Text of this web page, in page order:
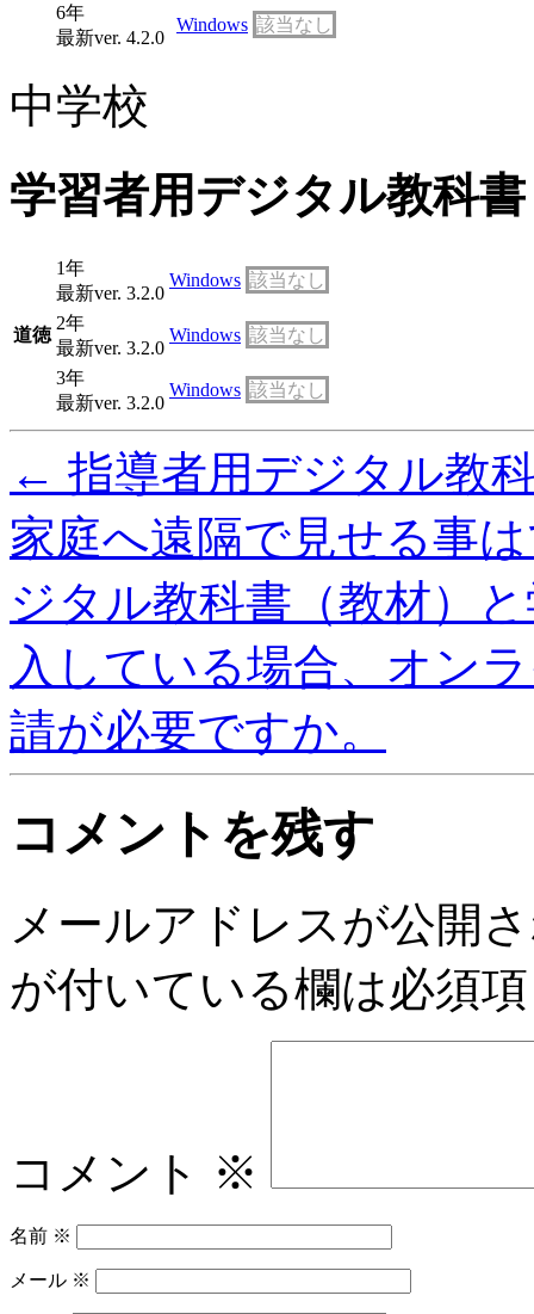
6年
最新ver. 4.2.0
Windows 該当なし
中学校
学習者用デジタル教科書
道徳
1年
最新ver. 3.2.0
Windows 該当なし
2年
最新ver. 3.2.0
Windows 該当なし
3年
最新ver. 3.2.0
Windows 該当なし
← 指導者用デジタル教
家庭へ遠隔で見せる事
ジタル教科書（教材）
入している場合、オン
請が必要ですか。
コメントを残す
メールアドレスが公開
が付いている欄は必須
コメント ※
名前 ※
メール ※